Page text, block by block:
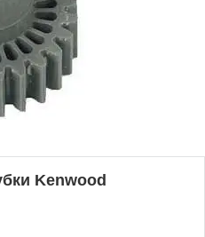
Kenwood